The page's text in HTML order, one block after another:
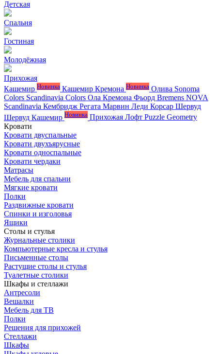
Детская
Спальня
Гостиная
Молодёжная
Прихожая
Кашемир Новинка Кашемир Кремона Новинка Олива Sonoma
Colors Scandinavia Colors Ола Кремона Фьорд Bremens NOVA
Scandinavia Кембридж Регата Марвин Леди Корсар Шервуд
Шервуд Кашемир Новинка Прихожая Лофт Puzzle Geometry
Кровати
Кровати двуспальные
Кровати двухъярусные
Кровати односпальные
Кровати чердаки
Матрасы
Мебель для спальни
Мягкие кровати
Полки
Раздвижные кровати
Спинки и изголовья
Ящики
Столы и стулья
Журнальные столики
Компьютерные кресла и стулья
Письменные столы
Растущие столы и стулья
Туалетные столики
Шкафы и стеллажи
Антресоли
Вешалки
Мебель для ТВ
Полки
Решения для прихожей
Стеллажи
Шкафы